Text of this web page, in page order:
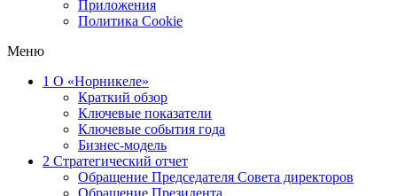
Приложения
Политика Cookie
Меню
1 О «Норникеле»
Краткий обзор
Ключевые показатели
Ключевые события года
Бизнес-модель
2 Стратегический отчет
Обращение Председателя Совета директоров
Обращение Президента